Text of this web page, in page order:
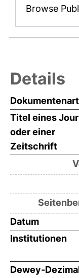
Browse
Details
Dokumentenart
Titel eines
oder einer
Zeitschrift
Datum
Institutionen
Dewey-